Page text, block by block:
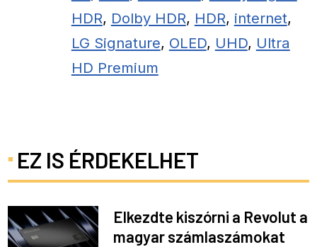
HDR, Dolby HDR, HDR, internet,
LG Signature, OLED, UHD, Ultra
HD Premium
EZ IS ÉRDEKELHET
Elkezdte kiszórni a Revolut a
magyar számlaszámokat